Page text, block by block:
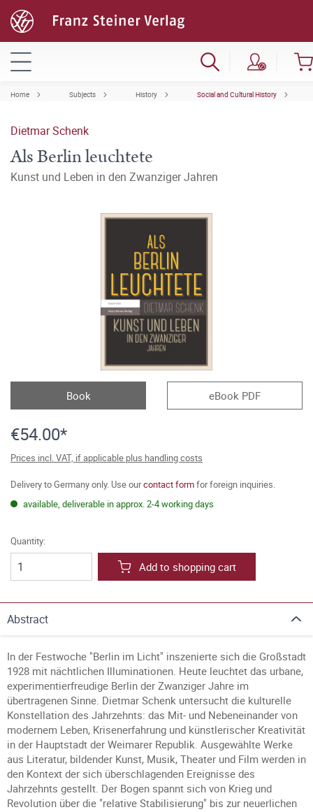
Home Subjects History Social and Cultural History
Dietmar Schenk
Als Berlin leuchtete
Kunst und Leben in den Zwanziger Jahren
Book eBook PDF
€54.00*
Prices incl. VAT, if applicable plus handling costs
Delivery to Germany only. Use ourcontact formfor foreign inquiries.
available, deliverable in approx. 2-4 working days
Quantity:
Add to shopping cart
Abstract
In der Festwoche "Berlin im Licht" inszenierte sich die Großstadt
1928 mit nächtlichen Illuminationen. Heute leuchtet das urbane,
experimentierfreudige Berlin der Zwanziger Jahre im
übertragenen Sinne. Dietmar Schenk untersucht die kulturelle
Konstellation des Jahrzehnts: das Mit- und Nebeneinander von
modernem Leben, Krisenerfahrung und künstlerischer Kreativität
in der Hauptstadt der Weimarer Republik. Ausgewählte Werke
aus Literatur, bildender Kunst, Musik, Theater und Film werden in
den Kontext der sich überschlagenden Ereignisse des
Jahrzehnts gestellt. Der Bogen spannt sich von Krieg und
Revolution über die "relative Stabilisierung" bis zur neuerlichen